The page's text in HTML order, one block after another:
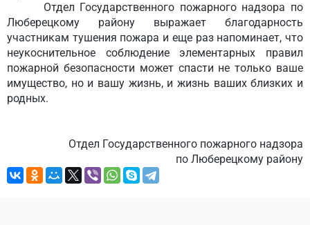
Отдел Государственного пожарного надзора по
Люберецкому району выражает благодарность
участникам тушения пожара и еще раз напоминает, что
неукоснительное соблюдение элементарных правил
пожарной безопасности может спасти не только ваше
имущество, но и вашу жизнь, и жизнь ваших близких и
родных.
Отдел Государственного пожарного надзора
по Люберецкому району